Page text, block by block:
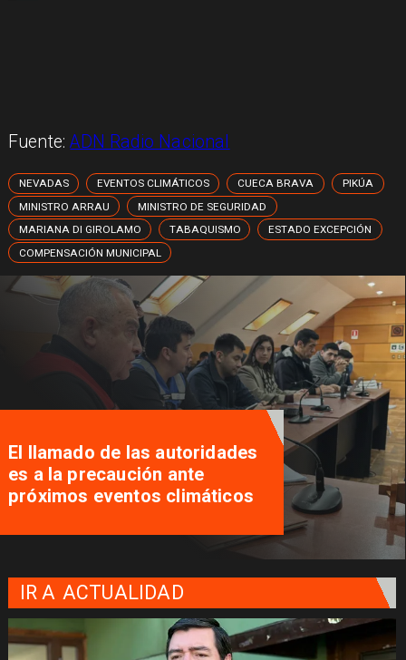
Fuente:ADN Radio Nacional
NEVADAS EVENTOS CLIMÁTICOS CUECA BRAVA
PIKÚA
MINISTRO ARRAU
MINISTRO DE SEGURIDAD
MARIANA DI GIROLAMO
TABAQUISMO
ESTADO EXCEPCIÓN
COMPENSACIÓN MUNICIPAL
El llamado de las autoridades
es a la precaución ante
próximos eventos climáticos
IR A ACTUALIDAD